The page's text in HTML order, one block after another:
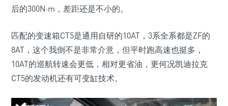
后的300N·m，差距还是不小的。
匹配的变速箱CT5是通用自研的10AT，3系全系都是ZF的
8AT，这个我倒不是非常介意，但平时跑高速也挺多，
10AT的巡航转速会更低，相对更省油，更何况凯迪拉克
CT5的发动机还有可变缸技术。